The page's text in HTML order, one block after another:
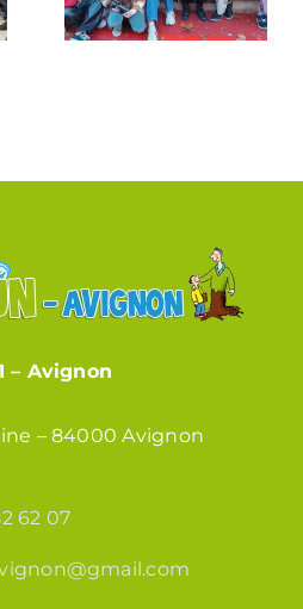
– Avignon
– 84000 Avignon
62 07